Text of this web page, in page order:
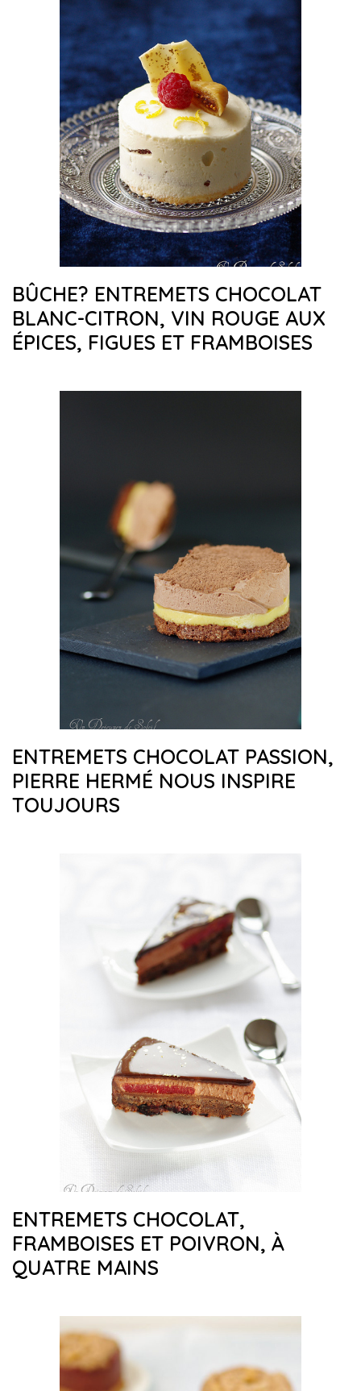
BÛCHE? ENTREMETS CHOCOLAT
BLANC-CITRON, VIN ROUGE AUX
ÉPICES, FIGUES ET FRAMBOISES
ENTREMETS CHOCOLAT PASSION,
PIERRE HERMÉ NOUS INSPIRE
TOUJOURS
ENTREMETS CHOCOLAT,
FRAMBOISES ET POIVRON, À
QUATRE MAINS